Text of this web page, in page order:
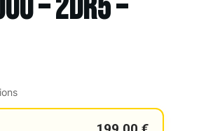
– 2DR5 –